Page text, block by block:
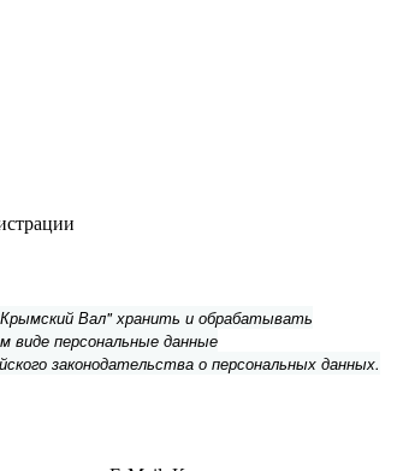
Вал" хранить и обрабатывать
виде персональные данные
законодательства о персональных данных.